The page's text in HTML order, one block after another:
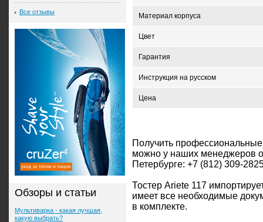
Материал корпуса
Цвет
Гарантия
Инструкция на русском
Цена
Получить
можно у наших менеджеров
Петербурге: +7 (812) 309-
Тостер Ariete 117
имеет все необходимые
в комплекте.
Все отзывы
Обзоры и статьи
Мультиварка - какая лучшая,
какую выбрать?